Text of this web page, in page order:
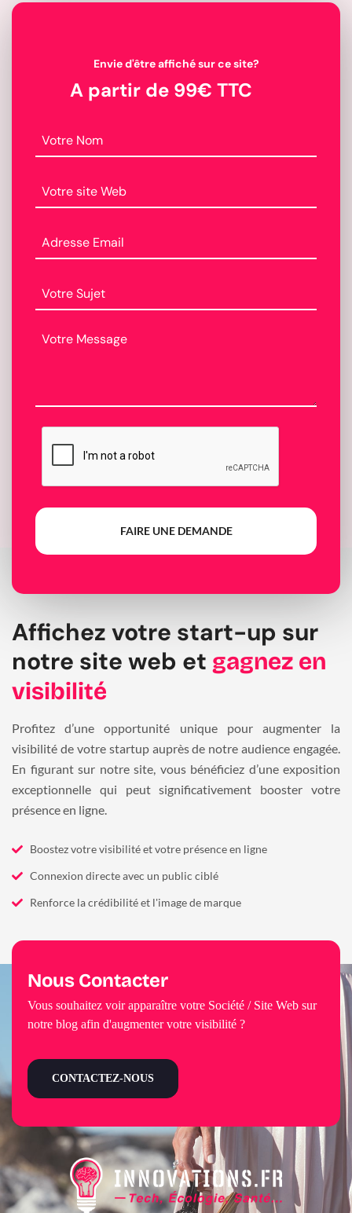
Envie d'être affiché sur ce site?
A partir de 99€ TTC
FAIRE UNE DEMANDE
Affichez votre start-up sur
notre site web et gagnez en
visibilité
Profitez d’une opportunité unique pour augmenter la
visibilité de votre startup auprès de notre audience engagée.
En figurant sur notre site, vous bénéficiez d’une exposition
exceptionnelle qui peut significativement booster votre
présence en ligne.
Boostez votre visibilité et votre présence en ligne
Connexion directe avec un public ciblé
Renforce la crédibilité et l'image de marque
Nous Contacter
Vous souhaitez voir apparaître votre Société / Site Web sur
notre blog afin d'augmenter votre visibilité ?
CONTACTEZ-NOUS